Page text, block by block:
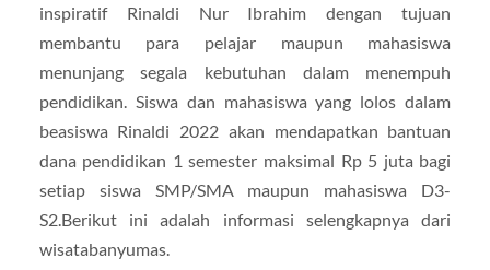
inspiratif Rinaldi Nur Ibrahim dengan tujuan
membantu para pelajar maupun mahasiswa
menunjang segala kebutuhan dalam menempuh
pendidikan. Siswa dan mahasiswa yang lolos dalam
beasiswa Rinaldi 2022 akan mendapatkan bantuan
dana pendidikan 1 semester maksimal Rp 5 juta bagi
setiap siswa SMP/SMA maupun mahasiswa D3-
S2.Berikut ini adalah informasi selengkapnya dari
wisatabanyumas.